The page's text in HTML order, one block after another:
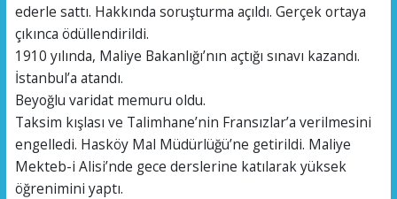
ederle sattı. Hakkında soruşturma açıldı. Gerçek ortaya
çıkınca ödüllendirildi.
1910 yılında, Maliye Bakanlığı’nın açtığı sınavı kazandı.
İstanbul’a atandı.
Beyoğlu varidat memuru oldu.
Taksim kışlası ve Talimhane’nin Fransızlar’a verilmesini
engelledi. Hasköy Mal Müdürlüğü’ne getirildi. Maliye
Mekteb-i Alisi’nde gece derslerine katılarak yüksek
öğrenimini yaptı.